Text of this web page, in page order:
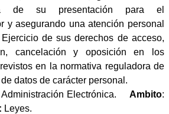
de su presentación para el
y asegurando una atención personal
de sus derechos de acceso,
cancelación y oposición en los
en la normativa reguladora de
datos de carácter personal.
Administración Electrónica. Ambito:
Leyes.